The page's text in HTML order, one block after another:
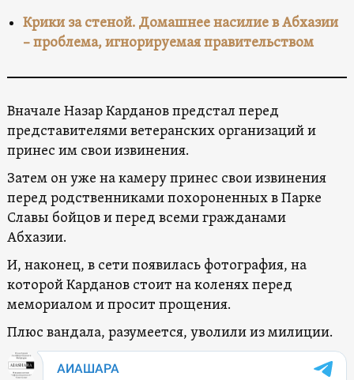
Крики за стеной. Домашнее насилие в Абхазии
– проблема, игнорируемая правительством
Вначале Назар Карданов предстал перед
представителями ветеранских организаций и
принес им свои извинения.
Затем он уже на камеру принес свои извинения
перед родственниками похороненных в Парке
Славы бойцов и перед всеми гражданами
Абхазии.
И, наконец, в сети появилась фотография, на
которой Карданов стоит на коленях перед
мемориалом и просит прощения.
Плюс вандала, разумеется, уволили из милиции.